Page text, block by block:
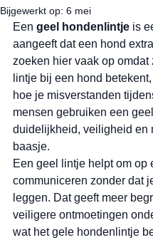
Bijgewerkt op: 6 mei
Een geel hondenlintje is
aangeeft dat een hond
zoeken hier vaak op
lintje bij een hond
hoe je misverstanden
mensen gebruiken een
duidelijkheid, veiligheid en
baasje.
Een geel lintje helpt om op
communiceren zonder dat
leggen. Dat geeft meer
veiligere ontmoetingen
wat het gele hondenlintje